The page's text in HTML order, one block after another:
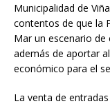
Municipalidad de
contentos de que la
Mar un escenario
además de aportar
económico para el
La venta de